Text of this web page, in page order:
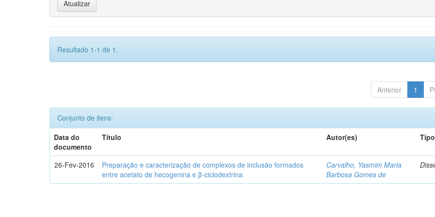
Resultado 1-1 de 1.
Anterior 1
Conjunto de itens:
Data do
documento
Título Autor(es) Tipo
26-Fev-2016
Preparação e caracterização de complexos de inclusão formados
entre acetato de hecogenina e β-ciclodextrina
Carvalho, Yasmim Maria
Barbosa Gomes de